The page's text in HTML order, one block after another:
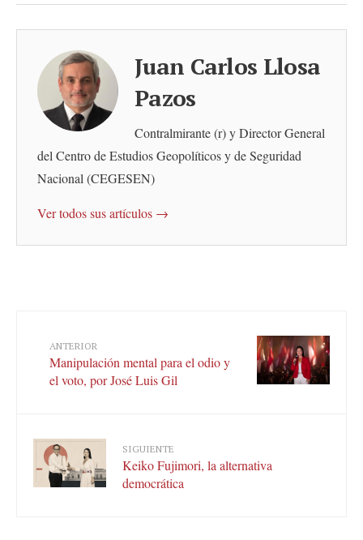
Juan Carlos Llosa
Pazos
Contralmirante (r) y Director General
del Centro de Estudios Geopolíticos y de Seguridad
Nacional (CEGESEN)
Ver todos sus artículos →
ANTERIOR
Manipulación mental para el odio y
el voto, por José Luis Gil
SIGUIENTE
Keiko Fujimori, la alternativa
democrática